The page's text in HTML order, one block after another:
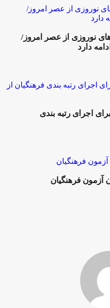
نوروزی از عصر امروز/
اجرای رتبه بندی
آزمون فرهنگیان